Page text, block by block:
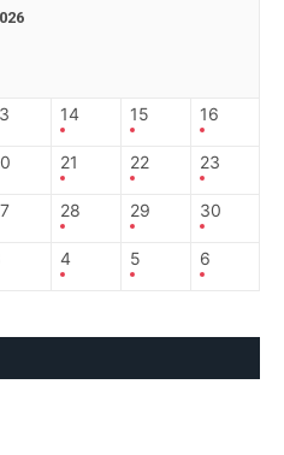
14 15 16
21 22 23
28 29 30
4 5 6